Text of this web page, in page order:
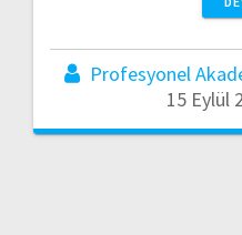
Profesyonel
15 Eylül